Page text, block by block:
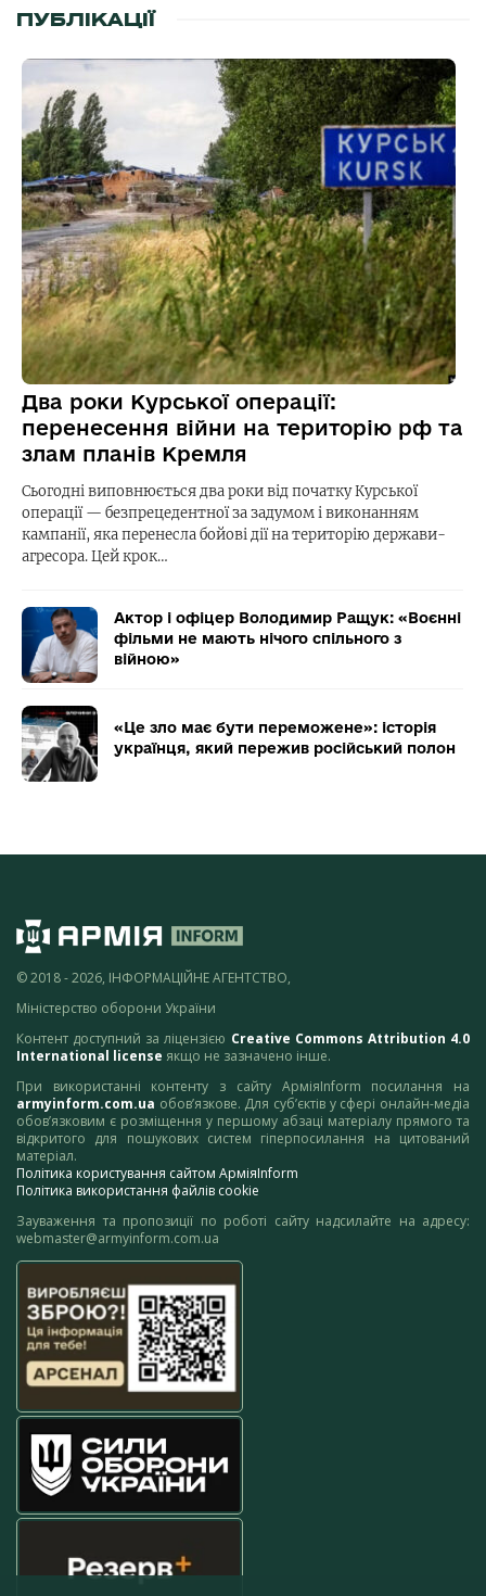
ПУБЛІКАЦІЇ
Два роки Курської операції:
перенесення війни на територію рф та
злам планів Кремля
Сьогодні виповнюється два роки від початку Курської
операції — безпрецедентної за задумом і виконанням
кампанії, яка перенесла бойові дії на територію держави-
агресора. Цей крок…
Актор і офіцер Володимир Ращук: «Воєнні
фільми не мають нічого спільного з
війною»
«Це зло має бути переможене»: історія
українця, який пережив російський полон
© 2018 - 2026, ІНФОРМАЦІЙНЕ АГЕНТСТВО,
Міністерство оборони України
Контент доступний за ліцензією Creative Commons Attribution 4.0
International license якщо не зазначено інше.
При використанні контенту з сайту АрміяInform посилання на
armyinform.com.ua обов’язкове. Для суб’єктів у сфері онлайн-медіа
обов’язковим є розміщення у першому абзаці матеріалу прямого та
відкритого для пошукових систем гіперпосилання на цитований
матеріал.
Політика користування сайтом АрміяInform
Політика використання файлів cookie
Зауваження та пропозиції по роботі сайту надсилайте на адресу:
webmaster@armyinform.com.ua